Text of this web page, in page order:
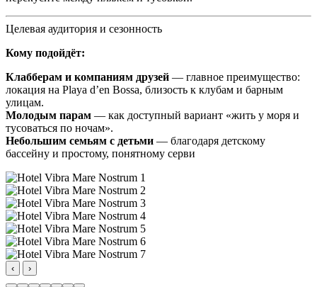
Целевая аудитория и сезонность
Кому подойдёт:
Клабберам и компаниям друзей — главное преимущество:
локация на Playa d’en Bossa, близость к клубам и барным
улицам.
Молодым парам — как доступный вариант «жить у моря и
тусоваться по ночам».
Небольшим семьям с детьми — благодаря детскому
бассейну и простому, понятному серви
‹ ›